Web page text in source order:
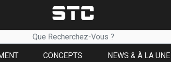
CONCEPTS NEWS & À LA UNE